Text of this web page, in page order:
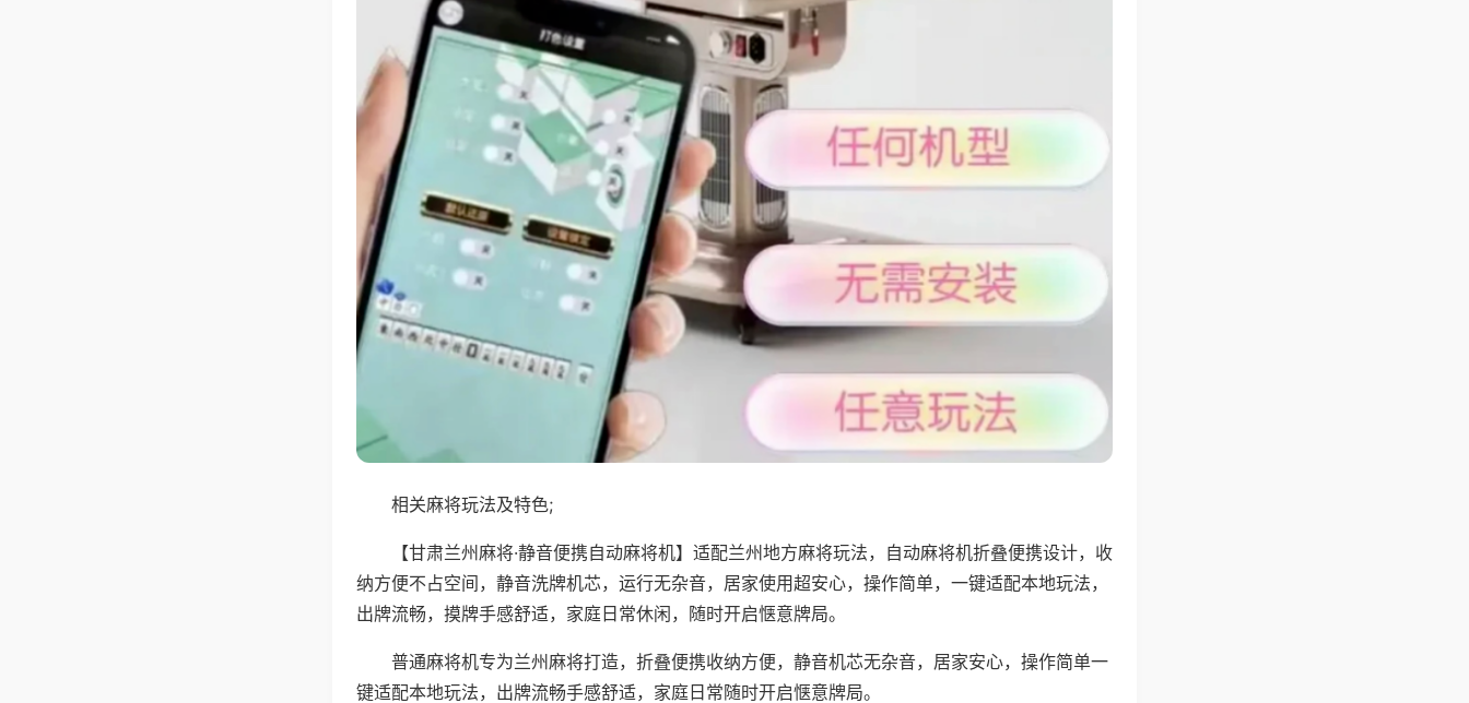
相关麻将玩法及特色;
【甘肃兰州麻将·静音便携自动麻将机】适配兰州地方麻将玩法，自动麻将机折叠便携设计，收
纳方便不占空间，静音洗牌机芯，运行无杂音，居家使用超安心，操作简单，一键适配本地玩法，
出牌流畅，摸牌手感舒适，家庭日常休闲，随时开启惬意牌局。
普通麻将机专为兰州麻将打造，折叠便携收纳方便，静音机芯无杂音，居家安心，操作简单一
键适配本地玩法，出牌流畅手感舒适，家庭日常随时开启惬意牌局。